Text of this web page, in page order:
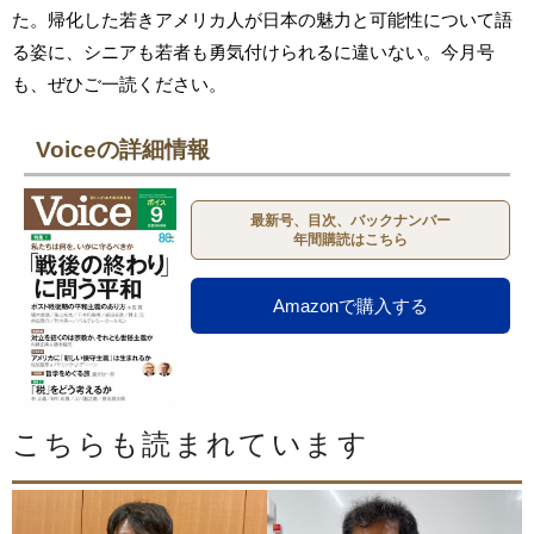
た。帰化した若きアメリカ人が日本の魅力と可能性について語
る姿に、シニアも若者も勇気付けられるに違いない。今月号
も、ぜひご一読ください。
Voiceの詳細情報
最新号、目次、バックナンバー
年間購読はこちら
Amazonで購入する
こちらも読まれています